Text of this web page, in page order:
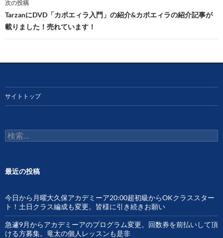
ビ
ゲ
シ
ョ
ン
次の投稿
TarzanにDVD「カポエィラ入門」の紹介&カポエィラの紹介記事が
載りました！売れています！
サイトトップ
検
索:
最近の投稿
今日から月曜大久保アカデミーア20:00超初級からOKクラススター
ト！土日クラス編成も変更。皆様に引き続きお願い
急遽9月からアカデミーアのプログラム変更。回数券を前払いして頂
ける方募集。竜太の個人レッスンも是非